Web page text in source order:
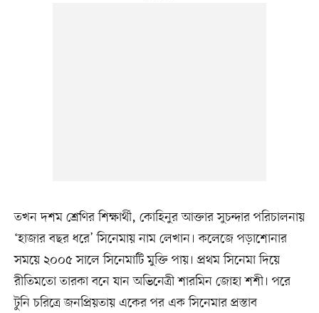
তখন দশম শ্রেণির শিক্ষার্থী, কোহিনুর আক্তার সুচন্দার পরিচালনায়
‘হাজার বছর ধরে’ সিনেমায় নাম লেখান। কলেজে পড়াশোনার
সময়ে ২০০৫ সালে সিনেমাটি মুক্তি পায়। প্রথম সিনেমা দিয়ে
রীতিমতো তারকা বনে যান অভিনেত্রী শারমিন জোহা শশী। পরে
টুনি চরিত্রে জনপ্রিয়তায় একের পর এক সিনেমার প্রস্তাব